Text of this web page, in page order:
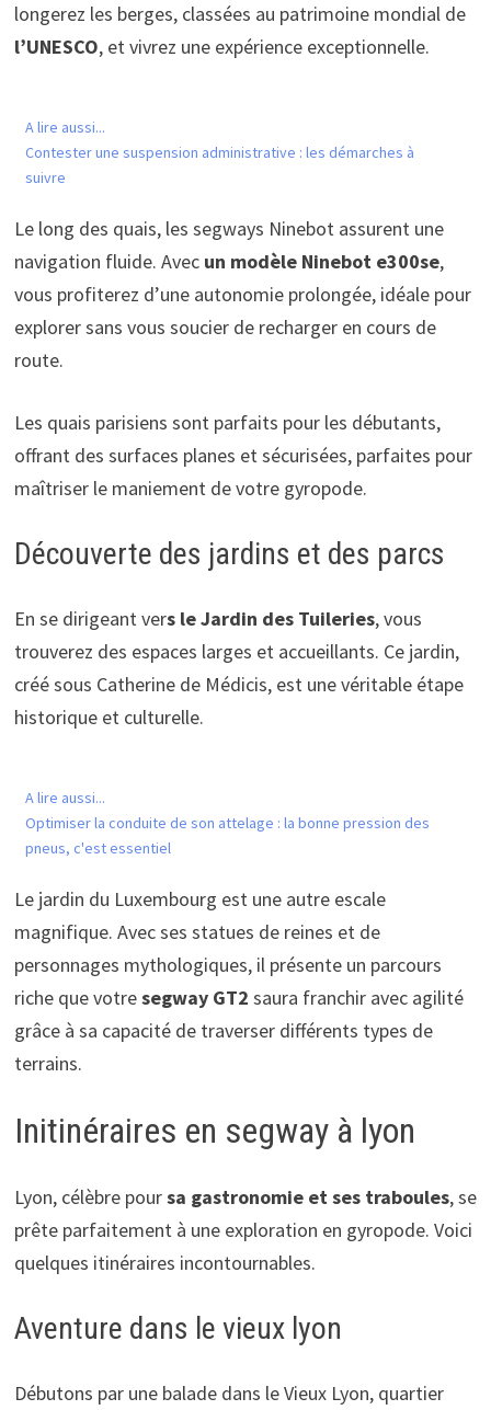
longerez les berges, classées au patrimoine mondial de
l’UNESCO, et vivrez une expérience exceptionnelle.
A lire aussi...
Contester une suspension administrative : les démarches à
suivre
Le long des quais, les segways Ninebot assurent une
navigation fluide. Avec un modèle Ninebot e300se,
vous profiterez d’une autonomie prolongée, idéale pour
explorer sans vous soucier de recharger en cours de
route.
Les quais parisiens sont parfaits pour les débutants,
offrant des surfaces planes et sécurisées, parfaites pour
maîtriser le maniement de votre gyropode.
Découverte des jardins et des parcs
En se dirigeant vers le Jardin des Tuileries, vous
trouverez des espaces larges et accueillants. Ce jardin,
créé sous Catherine de Médicis, est une véritable étape
historique et culturelle.
A lire aussi...
Optimiser la conduite de son attelage : la bonne pression des
pneus, c'est essentiel
Le jardin du Luxembourg est une autre escale
magnifique. Avec ses statues de reines et de
personnages mythologiques, il présente un parcours
riche que votresegway GT2 saura franchir avec agilité
grâce à sa capacité de traverser différents types de
terrains.
Initinéraires en segway à lyon
Lyon, célèbre poursa gastronomie et ses traboules, se
prête parfaitement à une exploration en gyropode. Voici
quelques itinéraires incontournables.
Aventure dans le vieux lyon
Débutons par une balade dans le Vieux Lyon, quartier